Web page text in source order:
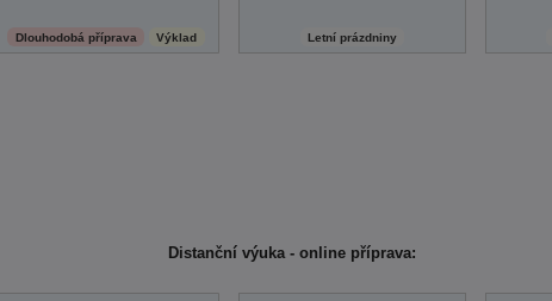
Dlouhodobá příprava Výklad Letní prázdniny
Distanční výuka - online příprava: